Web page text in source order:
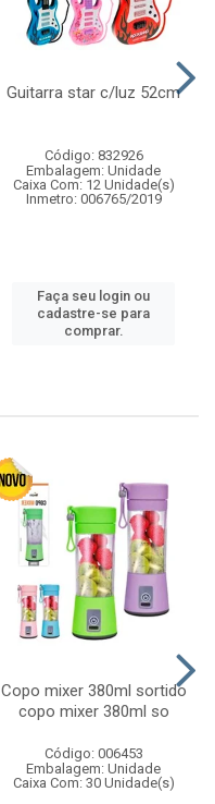
Guitarra star c/luz 52cm
Código: 832926
Embalagem: Unidade
Caixa Com: 12 Unidade(s)
Inmetro: 006765/2019
Faça seu login ou
cadastre-se para
comprar.
Copo mixer 380ml sortido
copo mixer 380ml so
Código: 006453
Embalagem: Unidade
Caixa Com: 30 Unidade(s)